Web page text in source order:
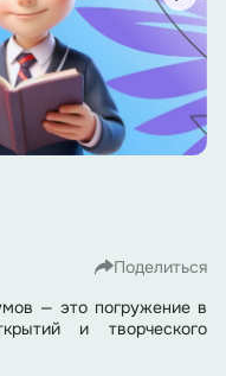
Поделиться
— это погружение в
и творческого